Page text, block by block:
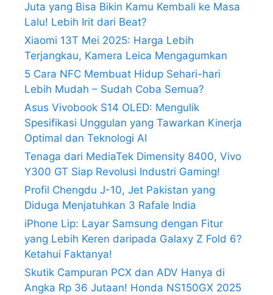
Juta yang Bisa Bikin Kamu Kembali ke Masa
Lalu! Lebih Irit dari Beat?
Xiaomi 13T Mei 2025: Harga Lebih
Terjangkau, Kamera Leica Mengagumkan
5 Cara NFC Membuat Hidup Sehari-hari
Lebih Mudah – Sudah Coba Semua?
Asus Vivobook S14 OLED: Mengulik
Spesifikasi Unggulan yang Tawarkan Kinerja
Optimal dan Teknologi AI
Tenaga dari MediaTek Dimensity 8400, Vivo
Y300 GT Siap Revolusi Industri Gaming!
Profil Chengdu J-10, Jet Pakistan yang
Diduga Menjatuhkan 3 Rafale India
iPhone Lip: Layar Samsung dengan Fitur
yang Lebih Keren daripada Galaxy Z Fold 6?
Ketahui Faktanya!
Skutik Campuran PCX dan ADV Hanya di
Angka Rp 36 Jutaan! Honda NS150GX 2025